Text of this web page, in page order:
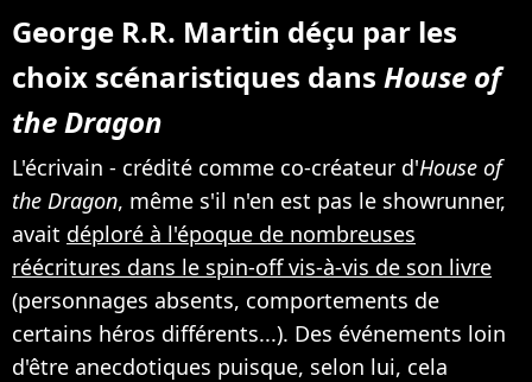
George R.R. Martin déçu par les
choix scénaristiques dans House of
the Dragon
L'écrivain - crédité comme co-créateur d'House of
the Dragon, même s'il n'en est pas le showrunner,
avait déploré à l'époque de nombreuses
réécritures dans le spin-off vis-à-vis de son livre
(personnages absents, comportements de
certains héros différents...). Des événements loin
d'être anecdotiques puisque, selon lui, cela